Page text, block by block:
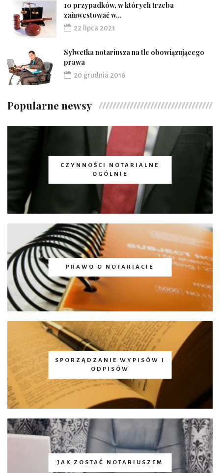
10 przypadków, w których trzeba
zainwestować w...
22 lipca 2021
Sylwetka notariusza na tle obowiązującego
prawa
20 grudnia 2016
Popularne newsy
CZYNNOŚCI NOTARIALNE
OGÓLNIE
PRAWO O NOTARIACIE
SPORZĄDZANIE WYPISÓW I
ODPISÓW
JAK ZOSTAĆ NOTARIUSZEM